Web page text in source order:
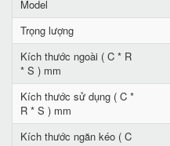
Model
Trọng lượng
Kích thước ngoài ( C * R
* S ) mm
Kích thước sử dụng ( C *
R * S ) mm
Kích thước ngăn kéo ( C